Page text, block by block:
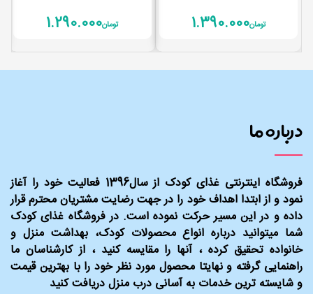
تومان1.390.000 تومان1.290.000
درباره ما
فروشگاه اینترنتی غذای کودک از سال1396 فعالیت خود را آغاز
نمود و از ابتدا اهداف خود را در جهت رضایت مشتریان محترم قرار
داده و در این مسیر حرکت نموده است. در فروشگاه غذای کودک
شما میتوانید درباره انواع محصولات کودک، بهداشت منزل و
خانواده تحقیق کرده ، آنها را مقایسه کنید ، از کارشناسان ما
راهنمایی گرفته و نهایتا محصول مورد نظر خود را با بهترین قیمت
و شایسته ترین خدمات به آسانی درب منزل دریافت کنید